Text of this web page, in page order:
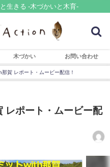
生きる -木づかいと木育-
木づかい お問い合わせ
賀 レポート・ムービー配信！
レポート・ムービー配